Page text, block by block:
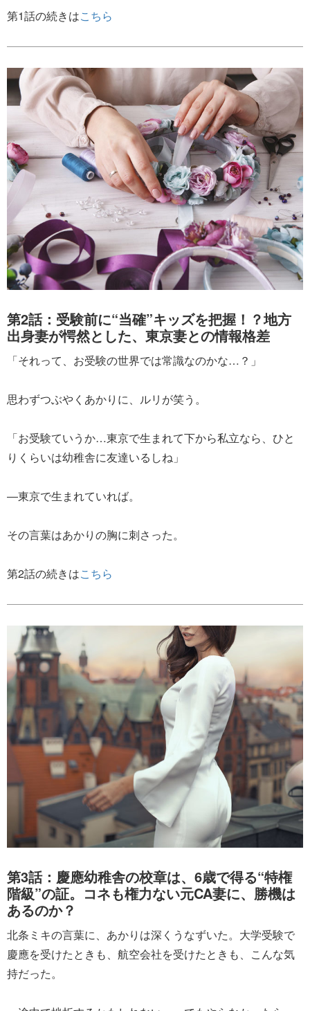
第1話の続きはこちら
第2話：受験前に“当確”キッズを把握！？地方
出身妻が愕然とした、東京妻との情報格差
「それって、お受験の世界では常識なのかな…？」
思わずつぶやくあかりに、ルリが笑う。
「お受験ていうか…東京で生まれて下から私立なら、ひと
りくらいは幼稚舎に友達いるしね」
―東京で生まれていれば。
その言葉はあかりの胸に刺さった。
第2話の続きはこちら
第3話：慶應幼稚舎の校章は、6歳で得る“特権
階級”の証。コネも権力ない元CA妻に、勝機は
あるのか？
北条ミキの言葉に、あかりは深くうなずいた。大学受験で
慶應を受けたときも、航空会社を受けたときも、こんな気
持だった。